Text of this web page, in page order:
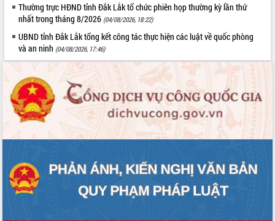
Thường trực HĐND tỉnh Đắk Lắk tổ chức phiên họp thường kỳ lần thứ
nhất trong tháng 8/2026 (04/08/2026, 18:22)
UBND tỉnh Đắk Lắk tổng kết công tác thực hiện các luật về quốc phòng
và an ninh (04/08/2026, 17:46)